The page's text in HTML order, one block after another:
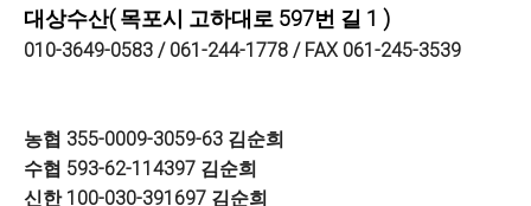
대상수산( 목포시 고하대로 597번 길 1 )
010-3649-0583 / 061-244-1778 / FAX 061-245-3539
농협 355-0009-3059-63 김순희
수협 593-62-114397 김순희
신한 100-030-391697 김순희